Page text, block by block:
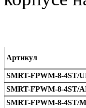
Артикул
SMRT-FPWM-8-4ST/
SMRT-FPWM-8-4ST/
SMRT-FPWM-8-4ST/